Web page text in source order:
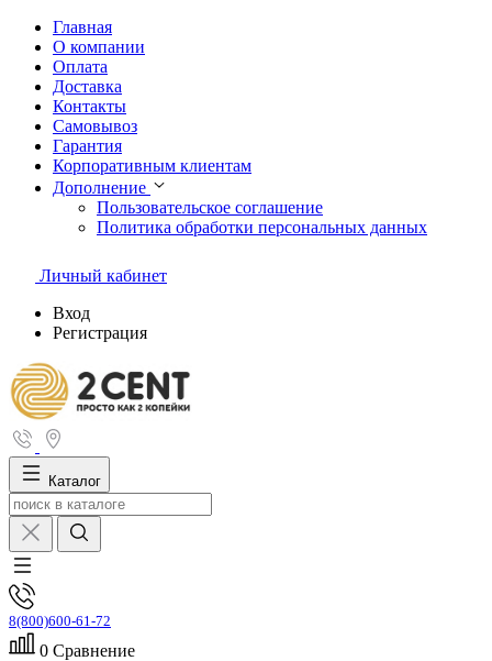
Главная
О компании
Оплата
Доставка
Контакты
Самовывоз
Гарантия
Корпоративным клиентам
Дополнение
Пользовательское соглашение
Политика обработки персональных данных
Личный кабинет
Вход
Регистрация
Каталог
8(800)600-61-72
0 Сравнение